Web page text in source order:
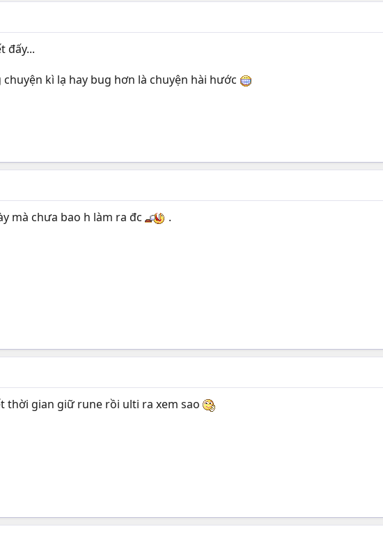
đấy...
chuyện kì lạ hay bug hơn là chuyện hài hước
mà chưa bao h làm ra đc .
thời gian giữ rune rồi ulti ra xem sao